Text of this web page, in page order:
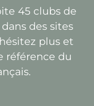
45 clubs de
des sites
plus et
référence du